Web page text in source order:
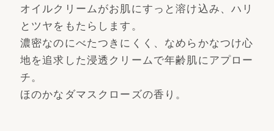
オイルクリームがお肌にすっと溶け込み、ハリ
とツヤをもたらします。
濃密なのにべたつきにくく、なめらかなつけ心
地を追求した浸透クリームで年齢肌にアプロー
チ。
ほのかなダマスクローズの香り。